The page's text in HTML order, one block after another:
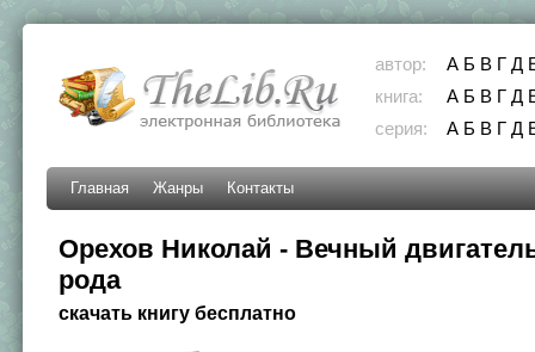
автор: А Б В Г Д
книга:
А Б В Г Д
серия:
А Б В Г Д
Главная Жанры Контакты
Орехов Николай - Вечный
рода
скачать книгу бесплатно